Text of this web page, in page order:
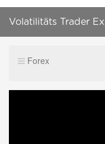
Volatilitäts Trader
Forex